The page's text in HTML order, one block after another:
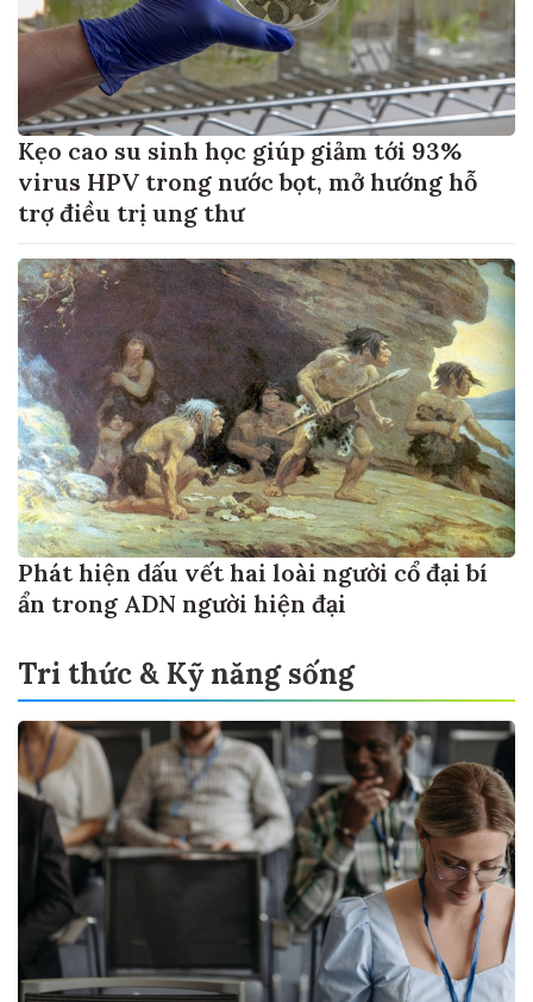
Kẹo cao su sinh học giúp giảm tới 93%
virus HPV trong nước bọt, mở hướng hỗ
trợ điều trị ung thư
Phát hiện dấu vết hai loài người cổ đại bí
ẩn trong ADN người hiện đại
Tri thức & Kỹ năng sống